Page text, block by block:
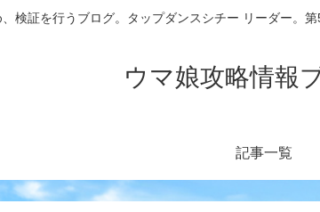
検証を行うブログ。タップダンスシチー リーダー。
ウマ娘攻略情報
記事一覧